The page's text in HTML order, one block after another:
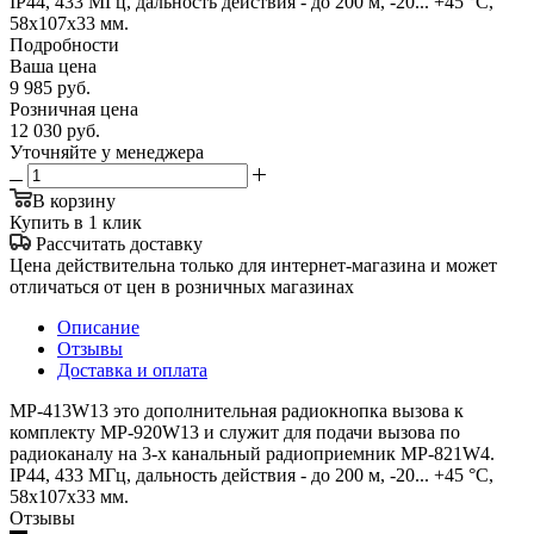
58х107х33 мм.
Подробности
Ваша цена
9 985 руб.
Розничная цена
12 030 руб.
Уточняйте у менеджера
В корзину
Купить в 1 клик
Рассчитать доставку
Цена действительна только для интернет-магазина и может
отличаться от цен в розничных магазинах
Описание
Отзывы
Доставка и оплата
MP-413W13 это дополнительная радиокнопка вызова к
комплекту MP-920W13 и служит для подачи вызова по
радиоканалу на 3-х канальный радиоприемник MP-821W4.
IP44, 433 МГц, дальность действия - до 200 м, -20... +45 °С,
58х107х33 мм.
Отзывы